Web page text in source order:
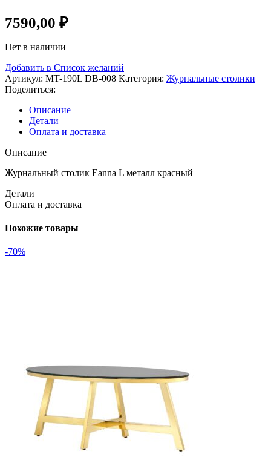
7590,00 ₽
Нет в наличии
Добавить в Список желаний
Артикул: MT-190L DB-008 Категория: Журнальные столики
Поделиться:
Описание
Детали
Оплата и доставка
Описание
Журнальный столик Eanna L металл красный
Детали
Оплата и доставка
Похожие товары
-70%